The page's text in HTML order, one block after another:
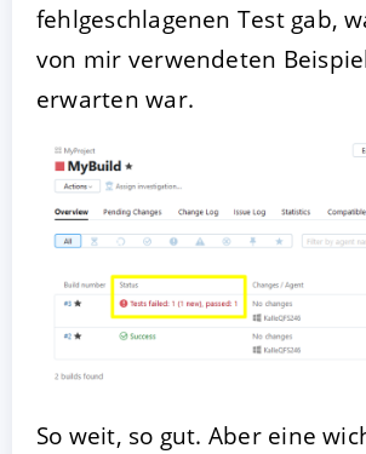
fehlgeschlagenen Test gab,
von mir verwendeten
erwarten war.
So weit, so gut. Aber eine